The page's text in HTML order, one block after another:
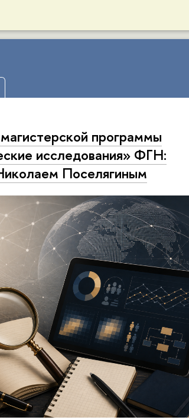
программы
исследования» ФГН:
Поселягиным